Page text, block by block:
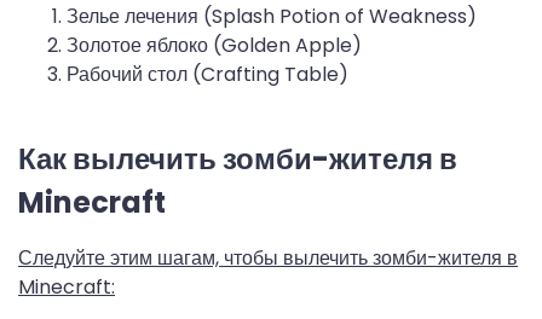
Зелье лечения (Splash Potion of Weakness)
Золотое яблоко (Golden Apple)
Рабочий стол (Crafting Table)
Как вылечить зомби-жителя в
Minecraft
Следуйте этим шагам, чтобы вылечить зомби-жителя в
Minecraft: